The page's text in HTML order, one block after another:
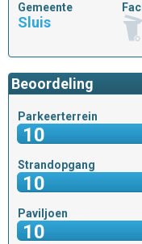
Gemeente
Sluis
Beoordeling
Parkeerterrein
10
Strandopgang
10
Paviljoen
10